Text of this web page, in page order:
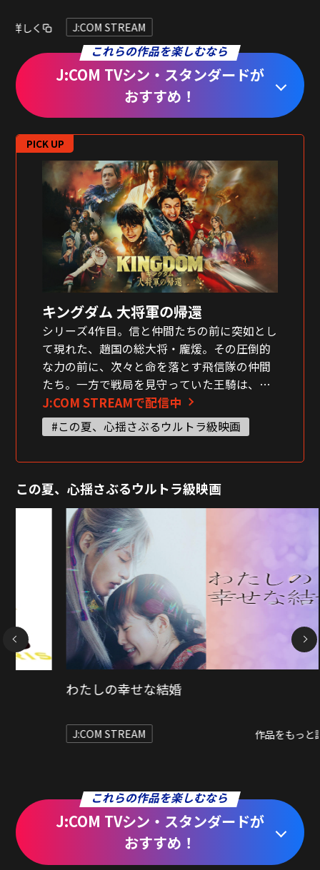
J:COM STREAM
これらの作品を楽しむなら
J:COM TVシン・スタンダードが
おすすめ！
PICK UP
キングダム 大将軍の帰還
シリーズ4作目。信と仲間たちの前に突如とし
て現れた、趙国の総大将・龐煖。その圧倒的
な力の前に、次々と命を落とす飛信隊の仲間
たち。一方で戦局を見守っていた王騎は、劣
勢を覆すべく最強の大将軍として再び戦地に
舞い戻った。
J:COM STREAMで配信中
#この夏、心揺さぶるウルトラ級映画
この夏、心揺さぶるウルトラ級映画
99.9-刑事専門弁護士-THE MOVIE
J:COM STREAM 作品をもっと詳しく
これらの作品を楽しむなら
J:COM TVシン・スタンダードが
おすすめ！